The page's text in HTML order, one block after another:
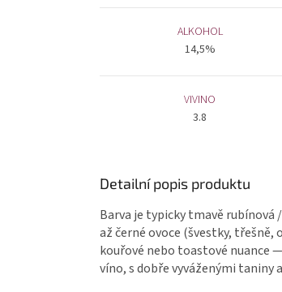
ALKOHOL
14,5%
VIVINO
3.8
Detailní popis produktu
Barva je typicky tmavě
až černé ovoce (švestky,
kouřové nebo toastové nuance
víno, s dobře vyváženými taniny